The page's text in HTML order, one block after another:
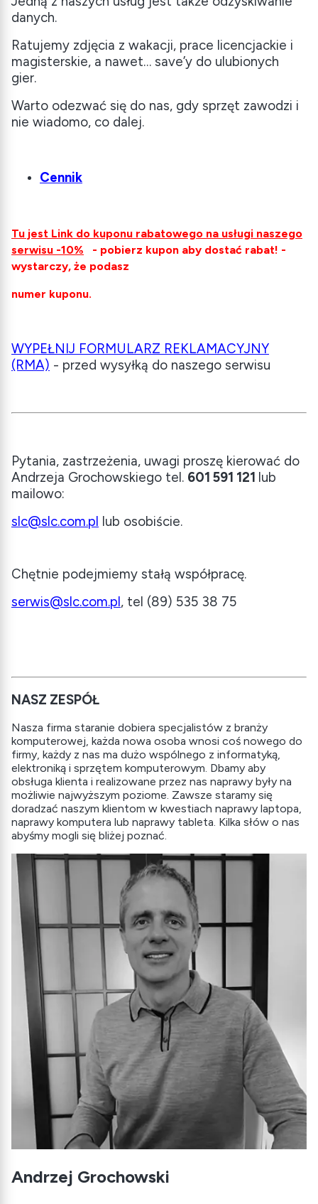
danych.
Ratujemy zdjęcia z wakacji, prace licencjackie i
magisterskie, a nawet… save’y do ulubionych
gier.
Warto odezwać się do nas, gdy sprzęt zawodzi i
nie wiadomo, co dalej.
Cennik
Tu jest Link do kuponu rabatowego na usługi naszego
serwisu -10% - pobierz kupon aby dostać rabat! -
wystarczy, że podasz
numer kuponu.
WYPEŁNIJ FORMULARZ REKLAMACYJNY
(RMA) - przed wysyłką do naszego serwisu
Pytania, zastrzeżenia, uwagi proszę kierować do
Andrzeja Grochowskiego tel. 601 591 121 lub
mailowo:
slc@slc.com.pl lub osobiście.
Chętnie podejmiemy stałą współpracę.
serwis@slc.com.pl, tel (89) 535 38 75
NASZ ZESPÓŁ
Nasza firma staranie dobiera specjalistów z branży
komputerowej, każda nowa osoba wnosi coś nowego do
firmy, każdy z nas ma dużo wspólnego z informatyką,
elektroniką i sprzętem komputerowym. Dbamy aby
obsługa klienta i realizowane przez nas naprawy były na
możliwie najwyższym poziome. Zawsze staramy się
doradzać naszym klientom w kwestiach naprawy laptopa,
naprawy komputera lub naprawy tableta. Kilka słów o nas
abyśmy mogli się bliżej poznać.
Andrzej Grochowski